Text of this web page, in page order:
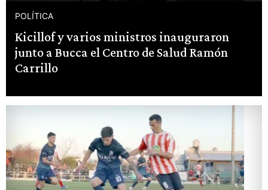
POLÍTICA
Kicillof y varios ministros inauguraron
junto a Bucca el Centro de Salud Ramón
Carrillo